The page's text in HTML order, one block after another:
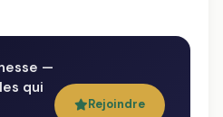
—
qui
Rejoindre